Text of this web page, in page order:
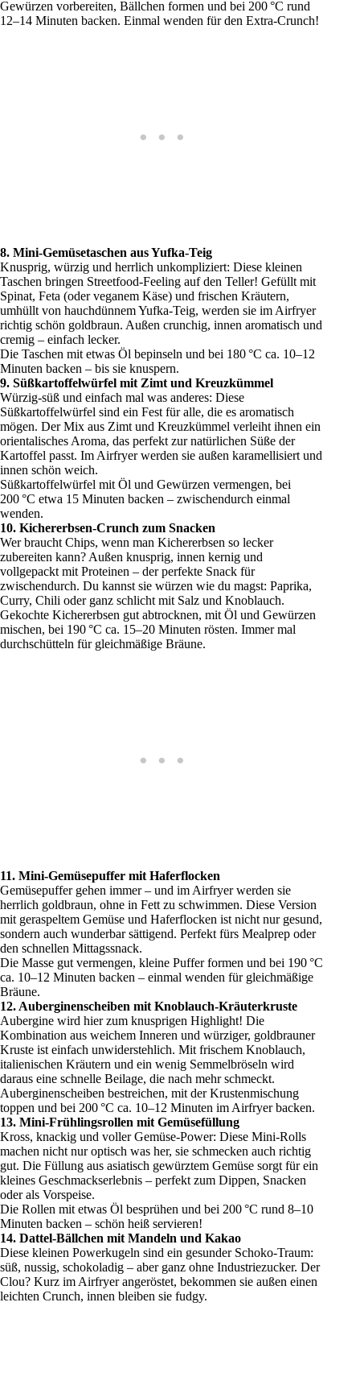
Gewürzen vorbereiten, Bällchen formen und bei 200 °C rund
12–14 Minuten backen. Einmal wenden für den Extra-Crunch!
8. Mini-Gemüsetaschen aus Yufka-Teig
Knusprig, würzig und herrlich unkompliziert: Diese kleinen
Taschen bringen Streetfood-Feeling auf den Teller! Gefüllt mit
Spinat, Feta (oder veganem Käse) und frischen Kräutern,
umhüllt von hauchdünnem Yufka-Teig, werden sie im Airfryer
richtig schön goldbraun. Außen crunchig, innen aromatisch und
cremig – einfach lecker.
Die Taschen mit etwas Öl bepinseln und bei 180 °C ca. 10–12
Minuten backen – bis sie knuspern.
9. Süßkartoffelwürfel mit Zimt und Kreuzkümmel
Würzig-süß und einfach mal was anderes: Diese
Süßkartoffelwürfel sind ein Fest für alle, die es aromatisch
mögen. Der Mix aus Zimt und Kreuzkümmel verleiht ihnen ein
orientalisches Aroma, das perfekt zur natürlichen Süße der
Kartoffel passt. Im Airfryer werden sie außen karamellisiert und
innen schön weich.
Süßkartoffelwürfel mit Öl und Gewürzen vermengen, bei
200 °C etwa 15 Minuten backen – zwischendurch einmal
wenden.
10. Kichererbsen-Crunch zum Snacken
Wer braucht Chips, wenn man Kichererbsen so lecker
zubereiten kann? Außen knusprig, innen kernig und
vollgepackt mit Proteinen – der perfekte Snack für
zwischendurch. Du kannst sie würzen wie du magst: Paprika,
Curry, Chili oder ganz schlicht mit Salz und Knoblauch.
Gekochte Kichererbsen gut abtrocknen, mit Öl und Gewürzen
mischen, bei 190 °C ca. 15–20 Minuten rösten. Immer mal
durchschütteln für gleichmäßige Bräune.
11. Mini-Gemüsepuffer mit Haferflocken
Gemüsepuffer gehen immer – und im Airfryer werden sie
herrlich goldbraun, ohne in Fett zu schwimmen. Diese Version
mit geraspeltem Gemüse und Haferflocken ist nicht nur gesund,
sondern auch wunderbar sättigend. Perfekt fürs Mealprep oder
den schnellen Mittagssnack.
Die Masse gut vermengen, kleine Puffer formen und bei 190 °C
ca. 10–12 Minuten backen – einmal wenden für gleichmäßige
Bräune.
12. Auberginenscheiben mit Knoblauch-Kräuterkruste
Aubergine wird hier zum knusprigen Highlight! Die
Kombination aus weichem Inneren und würziger, goldbrauner
Kruste ist einfach unwiderstehlich. Mit frischem Knoblauch,
italienischen Kräutern und ein wenig Semmelbröseln wird
daraus eine schnelle Beilage, die nach mehr schmeckt.
Auberginenscheiben bestreichen, mit der Krustenmischung
toppen und bei 200 °C ca. 10–12 Minuten im Airfryer backen.
13. Mini-Frühlingsrollen mit Gemüsefüllung
Kross, knackig und voller Gemüse-Power: Diese Mini-Rolls
machen nicht nur optisch was her, sie schmecken auch richtig
gut. Die Füllung aus asiatisch gewürztem Gemüse sorgt für ein
kleines Geschmackserlebnis – perfekt zum Dippen, Snacken
oder als Vorspeise.
Die Rollen mit etwas Öl besprühen und bei 200 °C rund 8–10
Minuten backen – schön heiß servieren!
14. Dattel-Bällchen mit Mandeln und Kakao
Diese kleinen Powerkugeln sind ein gesunder Schoko-Traum:
süß, nussig, schokoladig – aber ganz ohne Industriezucker. Der
Clou? Kurz im Airfryer angeröstet, bekommen sie außen einen
leichten Crunch, innen bleiben sie fudgy.